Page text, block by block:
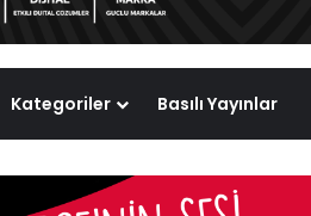
Kategoriler Basılı Yayınlar